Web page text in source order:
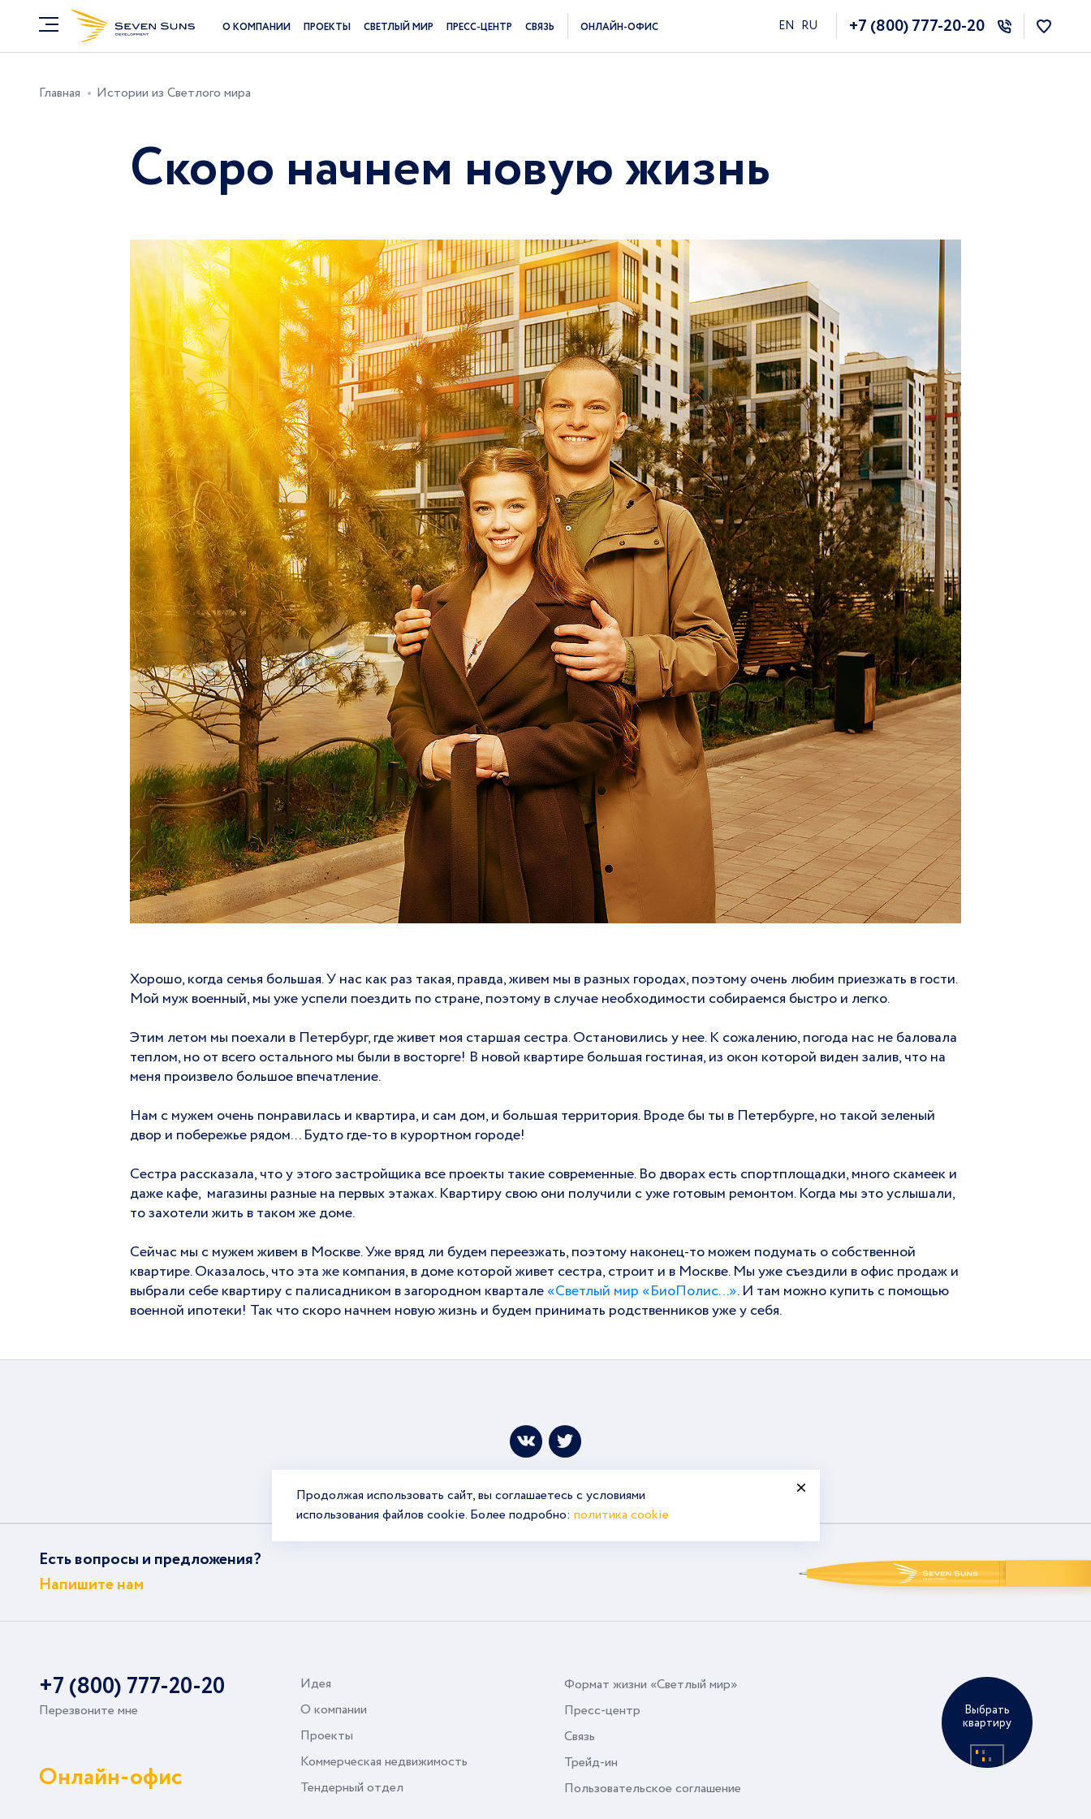
Продолжая использовать сайт, вы соглашаетесь с условиями
использования файлов cookie. Более подробно: политика cookie
О КОМПАНИИ ПРОЕКТЫ СВЕТЛЫЙ МИР ПРЕСС-ЦЕНТР СВЯЗЬ ОНЛАЙН-ОФИС EN RU +7 (800) 777-20-20
Выбрать
квартиру
Главная Истории из Светлого мира
Скоро начнем новую жизнь
Хорошо, когда семья большая. У нас как раз такая, правда, живем мы в разных городах, поэтому очень любим приезжать в гости.
Мой муж военный, мы уже успели поездить по стране, поэтому в случае необходимости собираемся быстро и легко.
Этим летом мы поехали в Петербург, где живет моя старшая сестра. Остановились у нее. К сожалению, погода нас не баловала
теплом, но от всего остального мы были в восторге! В новой квартире большая гостиная, из окон которой виден залив, что на
меня произвело большое впечатление.
Нам с мужем очень понравилась и квартира, и сам дом, и большая территория. Вроде бы ты в Петербурге, но такой зеленый
двор и побережье рядом... Будто где-то в курортном городе!
Сестра рассказала, что у этого застройщика все проекты такие современные. Во дворах есть спортплощадки, много скамеек и
даже кафе, магазины разные на первых этажах. Квартиру свою они получили с уже готовым ремонтом. Когда мы это услышали,
то захотели жить в таком же доме.
Сейчас мы с мужем живем в Москве. Уже вряд ли будем переезжать, поэтому наконец-то можем подумать о собственной
квартире. Оказалось, что эта же компания, в доме которой живет сестра, строит и в Москве. Мы уже съездили в офис продаж и
выбрали себе квартиру с палисадником в загородном квартале«Светлый мир «БиоПолис...». И там можно купить с помощью
военной ипотеки! Так что скоро начнем новую жизнь и будем принимать родственников уже у себя.
Есть вопросы и предложения?
Напишите нам
+7 (800) 777-20-20
Перезвоните мне
Онлайн-офис
Идея
О компании
Проекты
Коммерческая недвижимость
Тендерный отдел
Формат жизни «Светлый мир»
Пресс-центр
Связь
Трейд-ин
Пользовательское соглашение